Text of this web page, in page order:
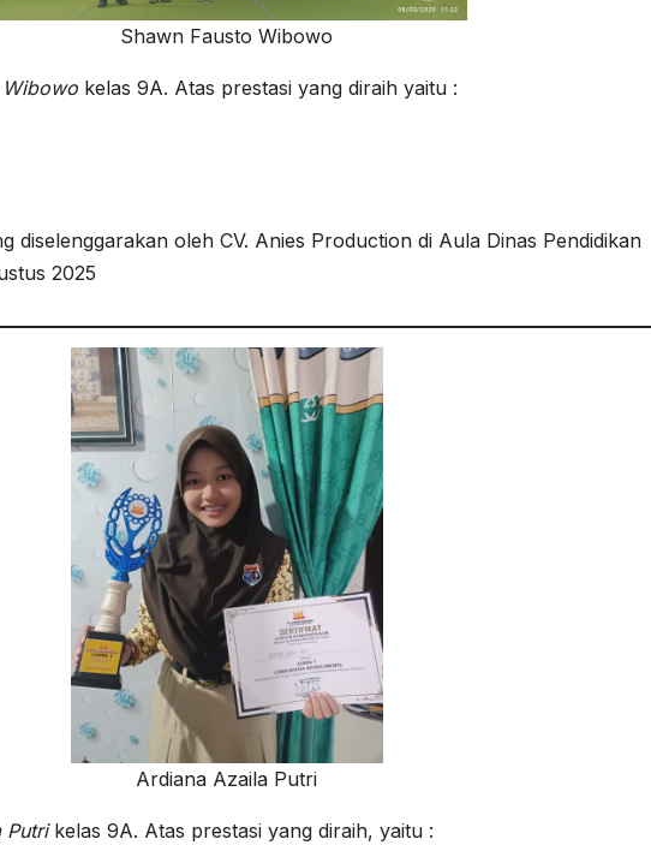
Shawn Fausto Wibowo
Wibowo kelas 9A. Atas prestasi yang diraih yaitu :
diselenggarakan oleh CV. Anies Production di Aula Dinas Pendidikan
2025
Ardiana Azaila Putri
Putrikelas 9A. Atas prestasi yang diraih, yaitu :